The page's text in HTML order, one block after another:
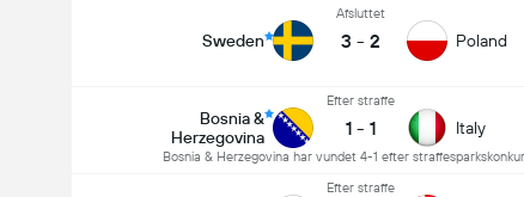
Sweden
Afsluttet
3 - 2 Poland
Bosnia &
Herzegovina
Efter straffe
1 - 1
Bosnia & Herzegovina har vundet 4-1 efter
Italy
Efter straffe